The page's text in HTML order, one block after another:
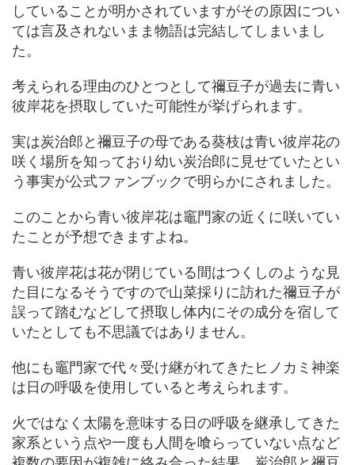
していることが明かされていますがその原因につい
ては言及されないまま物語は完結してしまいまし
た。
考えられる理由のひとつとして禰豆子が過去に青い
彼岸花を摂取していた可能性が挙げられます。
実は炭治郎と禰豆子の母である葵枝は青い彼岸花の
咲く場所を知っており幼い炭治郎に見せていたとい
う事実が公式ファンブックで明らかにされました。
このことから青い彼岸花は竈門家の近くに咲いてい
たことが予想できますよね。
青い彼岸花は花が閉じている間はつくしのような見
た目になるそうですので山菜採りに訪れた禰豆子が
誤って踏むなどして摂取し体内にその成分を宿して
いたとしても不思議ではありません。
他にも竈門家で代々受け継がれてきたヒノカミ神楽
は日の呼吸を使用していると考えられます。
火ではなく太陽を意味する日の呼吸を継承してきた
家系という点や一度も人間を喰らっていない点など